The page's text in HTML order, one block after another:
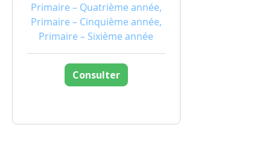
Primaire – Quatrième année,
Primaire – Cinquième année,
Primaire – Sixième année
Consulter